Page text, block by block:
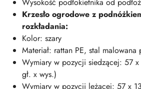
Krzesło ogrodowe z
rozkładania:
Kolor: szary
Materiał: rattan PE, stal malowana
Wymiary w pozycji siedzącej: 57
gł. x wys.)
Wymiary w pozycji leżącej: 57 x